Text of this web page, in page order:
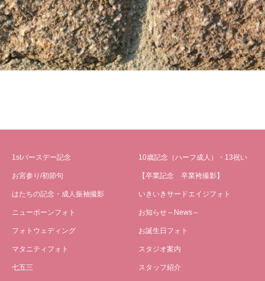
1stバースデー記念
お宮参り/初節句
はたちの記念・成人振袖撮影
ニューボーンフォト
フォトウェディング
マタニティフォト
七五三
10歳記念（ハーフ成人）・13祝い
【卒業記念 卒業袴撮影】
いきいきサードエイジフォト
お知らせ～News～
お誕生日フォト
スタジオ案内
スタッフ紹介